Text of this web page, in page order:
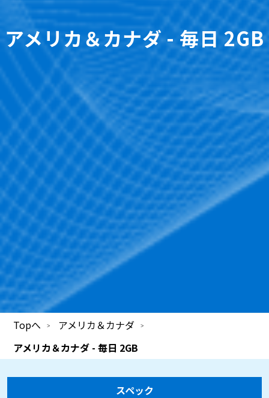
アメリカ＆カナダ - 毎日 2GB
Topへ
アメリカ＆カナダ
アメリカ＆カナダ - 毎日 2GB
スペック